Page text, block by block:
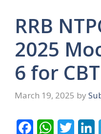
RRB
2025
6 for CBT
March 19, 2025 by
W